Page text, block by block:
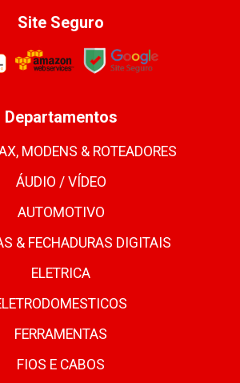
Site Seguro
Departamentos
MODENS & ROTEADORES
ÁUDIO / VÍDEO
AUTOMOTIVO
& FECHADURAS DIGITAIS
ELETRICA
FERRAMENTAS
FIOS E CABOS